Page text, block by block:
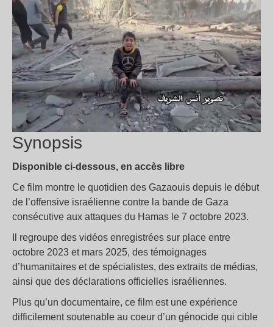
Synopsis
Disponible ci-dessous, en accès libre
Ce film montre le quotidien des Gazaouis depuis le début
de l’offensive israélienne contre la bande de Gaza
consécutive aux attaques du Hamas le 7 octobre 2023.
Il regroupe des vidéos enregistrées sur place entre
octobre 2023 et mars 2025, des témoignages
d’humanitaires et de spécialistes, des extraits de médias,
ainsi que des déclarations officielles israéliennes.
Plus qu’un documentaire, ce film est une expérience
difficilement soutenable au coeur d’un génocide qui cible